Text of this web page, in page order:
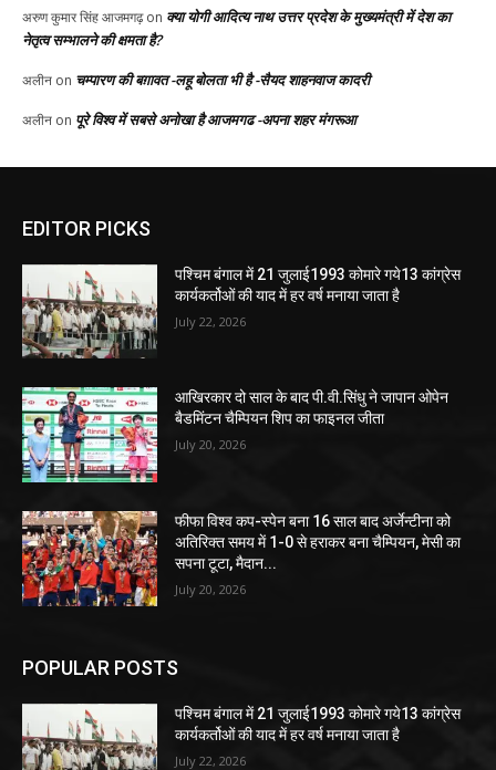
EDITOR PICKS
पश्चिम बंगाल में 21 जुलाई1993 कोमारे गये13 कांग्रेस
कार्यकर्तोओं की याद में हर वर्ष मनाया जाता है
July 22, 2026
आखिरकार दो साल के बाद पी.वी.सिंधु ने जापान ओपेन
बैडमिंटन चैम्पियन शिप का फाइनल जीता
July 20, 2026
फीफा विश्व कप-स्पेन बना 16 साल बाद अर्जेन्टीना को
अतिरिक्त समय में 1-0 से हराकर बना चैम्पियन, मेसी का
सपना टूटा, मैदान...
July 20, 2026
POPULAR POSTS
पश्चिम बंगाल में 21 जुलाई1993 कोमारे गये13 कांग्रेस
कार्यकर्तोओं की याद में हर वर्ष मनाया जाता है
July 22, 2026